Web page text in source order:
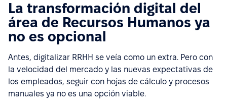
La transformación digital del
área de Recursos Humanos ya
no es opcional
Antes, digitalizar RRHH se veía como un extra. Pero con
la velocidad del mercado y las nuevas expectativas de
los empleados, seguir con hojas de cálculo y procesos
manuales ya no es una opción viable.